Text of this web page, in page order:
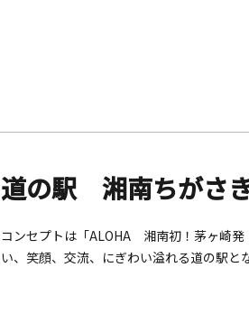
道の駅 湘南ちがさ
コンセプトは「ALOHA 湘南初！茅ヶ崎
い、笑顔、交流、にぎわい溢れる道の駅